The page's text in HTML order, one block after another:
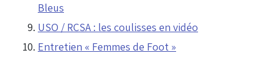
Bleus
USO / RCSA : les coulisses en vidéo
Entretien « Femmes de Foot »